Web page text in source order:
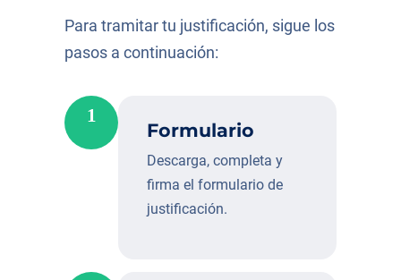
Para tramitar tu justificación, sigue los
pasos a continuación:
1
Formulario
Descarga, completa y
firma el formulario de
justificación.